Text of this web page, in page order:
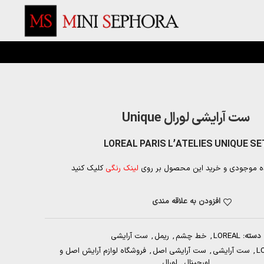
ست آرایشی لورال Unique
LOREAL PARIS L’ATELIES UNIQUE
موجودی و خرید این محصول بر روی لینک رنگی کلیک کنید
افزودن به علاقه مندی
دسته: LOREAL
, خط چشم , ریمل , ست آرایشی
, ست آرایشی , ست آرایشی اصل , فروشگاه لوازم آرایش اصل و